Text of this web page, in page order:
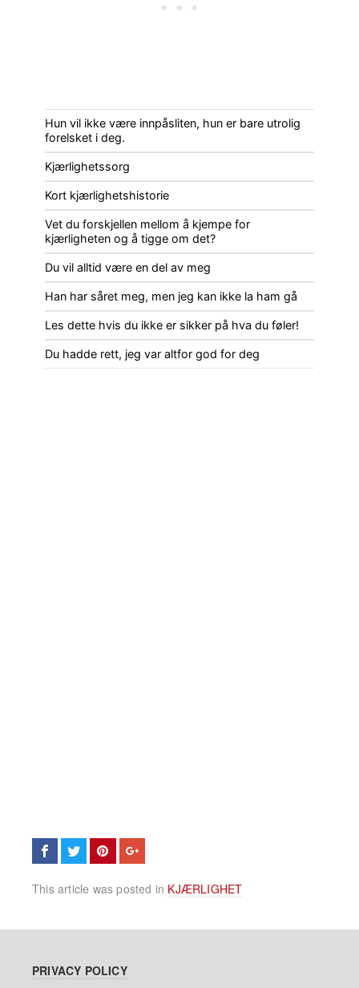
Hun vil ikke være innpåsliten, hun er bare utrolig
forelsket i deg.
Kjærlighetssorg
Kort kjærlighetshistorie
Vet du forskjellen mellom å kjempe for
kjærligheten og å tigge om det?
Du vil alltid være en del av meg
Han har såret meg, men jeg kan ikke la ham gå
Les dette hvis du ikke er sikker på hva du føler!
Du hadde rett, jeg var altfor god for deg
This article was posted in KJÆRLIGHET
PRIVACY POLICY